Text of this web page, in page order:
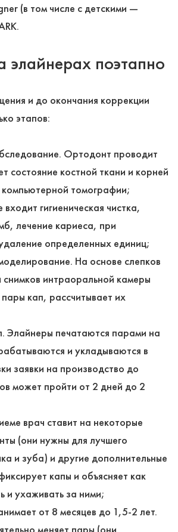
(в том числе с детскими ―
элайнерах поэтапно
и до окончания коррекции
этапов:
Ортодонт проводит
состояние костной ткани и корней
томографии;
гигиеническая чистка,
лечение кариеса, при
определенных единиц;
На основе слепков
интраоральной камеры
кап, рассчитывает их
Элайнеры печатаются парами на
и укладываются в
заявки на производство до
может пройти от 2 дней до 2
врач ставит на некоторые
(они нужны для лучшего
и зуба) и другие дополнительные
капы и объясняет как
и ухаживать за ними;
от 8 месяцев до 1,5-2 лет.